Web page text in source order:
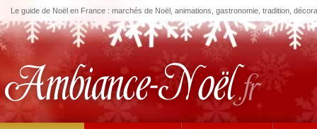
Le guide de Noël en France : marchés de Noël, animations, gastronomie, tradition,